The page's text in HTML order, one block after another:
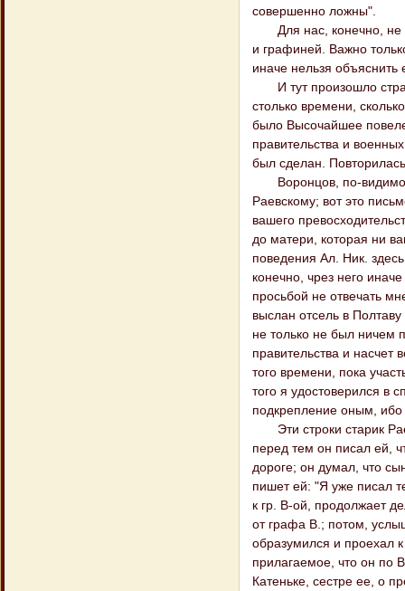
совершенно ложны".
Для нас, конечно, не
и графиней. Важно
иначе нельзя
И тут произошло
столько времени,
было Высочайшее
правительства и
был сделан.
Воронцов, по-
Раевскому; вот это
вашего
до матери, которая ни
поведения Ал. Ник.
конечно, чрез него
просьбой не отвечать
выслан отсель в
не только не был ничем
правительства и
того времени, пока
того я удостоверился в
подкрепление оным,
Эти строки старик
перед тем он писал ей,
дороге; он думал, что
пишет ей: "Я уже писал
к гр. В-ой, продолжает
от графа В.; потом,
образумился и проехал
прилагаемое, что он по
Катеньке, сестре ее, о